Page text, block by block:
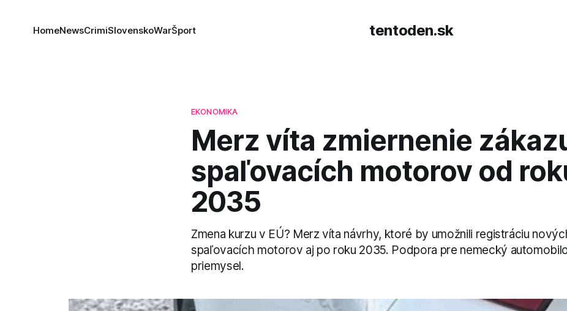
tentoden.sk
HomeNewsCrimiSlovenskoWarŠport
EKONOMIKA
Merz víta zmiernenie
spaľovacích motorov od
2035
Zmena kurzu v EÚ? Merz víta návrhy, ktoré by umožnili registráciu
spaľovacích motorov aj po roku 2035. Podpora pre nemecký
priemysel.